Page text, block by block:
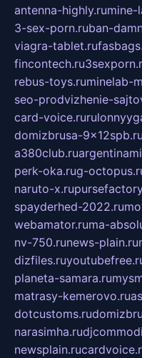
antenna-highly.rumine-
3-sex-porn.ruban-
viagra-tablet.ru
fincontech.ru
rebus-toys.ruminelab-
seo-prodvizhenie-
card-voice.ru
domizbrusa-9x12spb.ru
a380club.ru
perk-oka.rug-
naruto-x.ru
spayderhed-2022.ru
webamator.ruma-
nv-750.runews-plain.ru
dizfiles.ru
planeta-samara.ru
matrasy-kemerovo.ru
dotcustoms.ru
narasimha.ru
newsplain.ru